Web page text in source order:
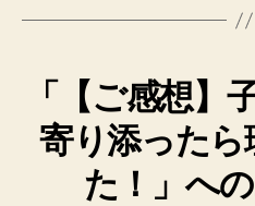
「【ご感想】
寄り添った
た！」へ